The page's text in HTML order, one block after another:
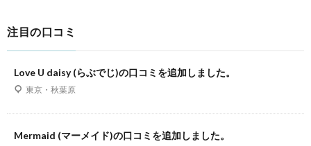
注目の口コミ
Love U daisy (らぶでじ)の口コミを追加しました。
東京・秋葉原
Mermaid (マーメイド)の口コミを追加しました。